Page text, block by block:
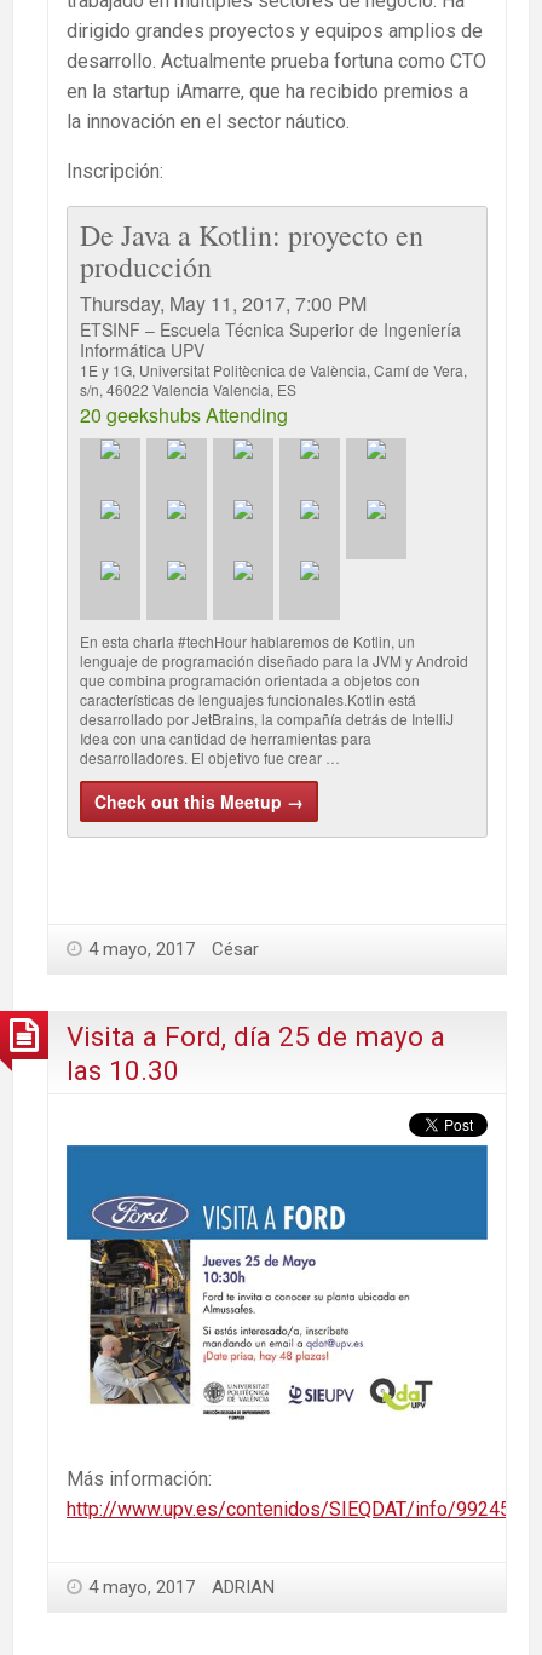
dirigido grandes proyectos y equipos amplios de
desarrollo. Actualmente prueba fortuna como CTO
en la startup iAmarre, que ha recibido premios a
la innovación en el sector náutico.
Inscripción:
De Java a Kotlin: proyecto en
producción
Thursday, May 11, 2017, 7:00 PM
ETSINF – Escuela Técnica Superior de Ingeniería
Informática UPV
1E y 1G, Universitat Politècnica de València, Camí de Vera,
s/n, 46022 Valencia Valencia, ES
20 geekshubs Attending
En esta charla #techHour hablaremos de Kotlin, un
lenguaje de programación diseñado para la JVM y Android
que combina programación orientada a objetos con
características de lenguajes funcionales.Kotlin está
desarrollado por JetBrains, la compañía detrás de IntelliJ
Idea con una cantidad de herramientas para
desarrolladores. El objetivo fue crear …
Check out this Meetup →
4 mayo, 2017 César
Visita a Ford, día 25 de mayo a
las 10.30
Más información:
http://www.upv.es/contenidos/SIEQDAT/info/
4 mayo, 2017 ADRIAN